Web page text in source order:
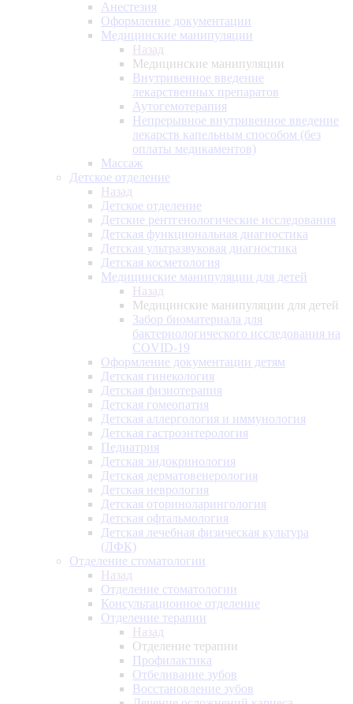
Анестезия
Оформление документации
Медицинские манипуляции
Назад
Медицинские манипуляции
Внутривенное введение
лекарственных препаратов
Аутогемотерапия
Непрерывное внутривенное введение
лекарств капельным способом (без
оплаты медикаментов)
Массаж
Детское отделение
Назад
Детское отделение
Детские рентгенологические исследования
Детская функциональная диагностика
Детская ультразвуковая диагностика
Детская косметология
Медицинские манипуляции для детей
Назад
Медицинские манипуляции для детей
Забор биоматериала для
бактериологического исследования на
COVID-19
Оформление документации детям
Детская гинекология
Детская физиотерапия
Детская гомеопатия
Детская аллергология и иммунология
Детская гастроэнтерология
Педиатрия
Детская эндокринология
Детская дерматовенерология
Детская неврология
Детская оториноларингология
Детская офтальмология
Детская лечебная физическая культура
(ЛФК)
Отделение стоматологии
Назад
Отделение стоматологии
Консультационное отделение
Отделение терапии
Назад
Отделение терапии
Профилактика
Отбеливание зубов
Восстановление зубов